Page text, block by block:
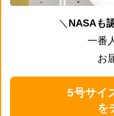
＼ NASAも
一番
お
5号サイ
を